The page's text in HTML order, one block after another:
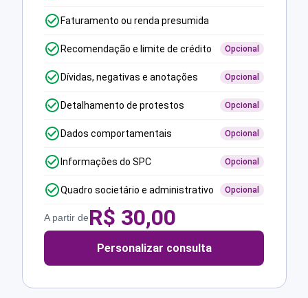
Faturamento ou renda presumida
Recomendação e limite de crédito Opcional
Dívidas, negativas e anotações Opcional
Detalhamento de protestos Opcional
Dados comportamentais Opcional
Informações do SPC Opcional
Quadro societário e administrativo Opcional
A partir deR$ 30,00
Personalizar consulta